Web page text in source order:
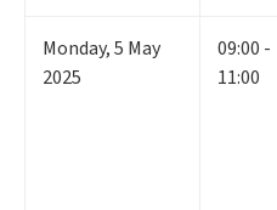
Monday,5 May
2025
09:00 -
11:00